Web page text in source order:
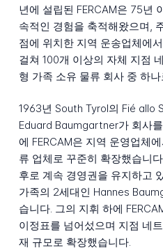
년에 설립된 FERCAM은 75년
속적인 경험을 축적해왔으며,
점에 위치한 지역 운송업체에
걸쳐 100개 이상의 자체 지점
형 가족 소유 물류 회사 중 하
1963년 South Tyrol의 Fié allo
Eduard Baumgartner가 회사
에 FERCAM은 지역 운영업체
류 업체로 꾸준히 확장했습니
후로 계속 경영권을 유지하고
가족의 2세대인 Hannes
습니다. 그의 지휘 하에
이정표를 넘어섰으며 지점 네
재 규모로 확장했습니다.